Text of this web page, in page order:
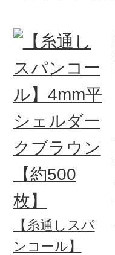
【糸通しスパ
ンコール】